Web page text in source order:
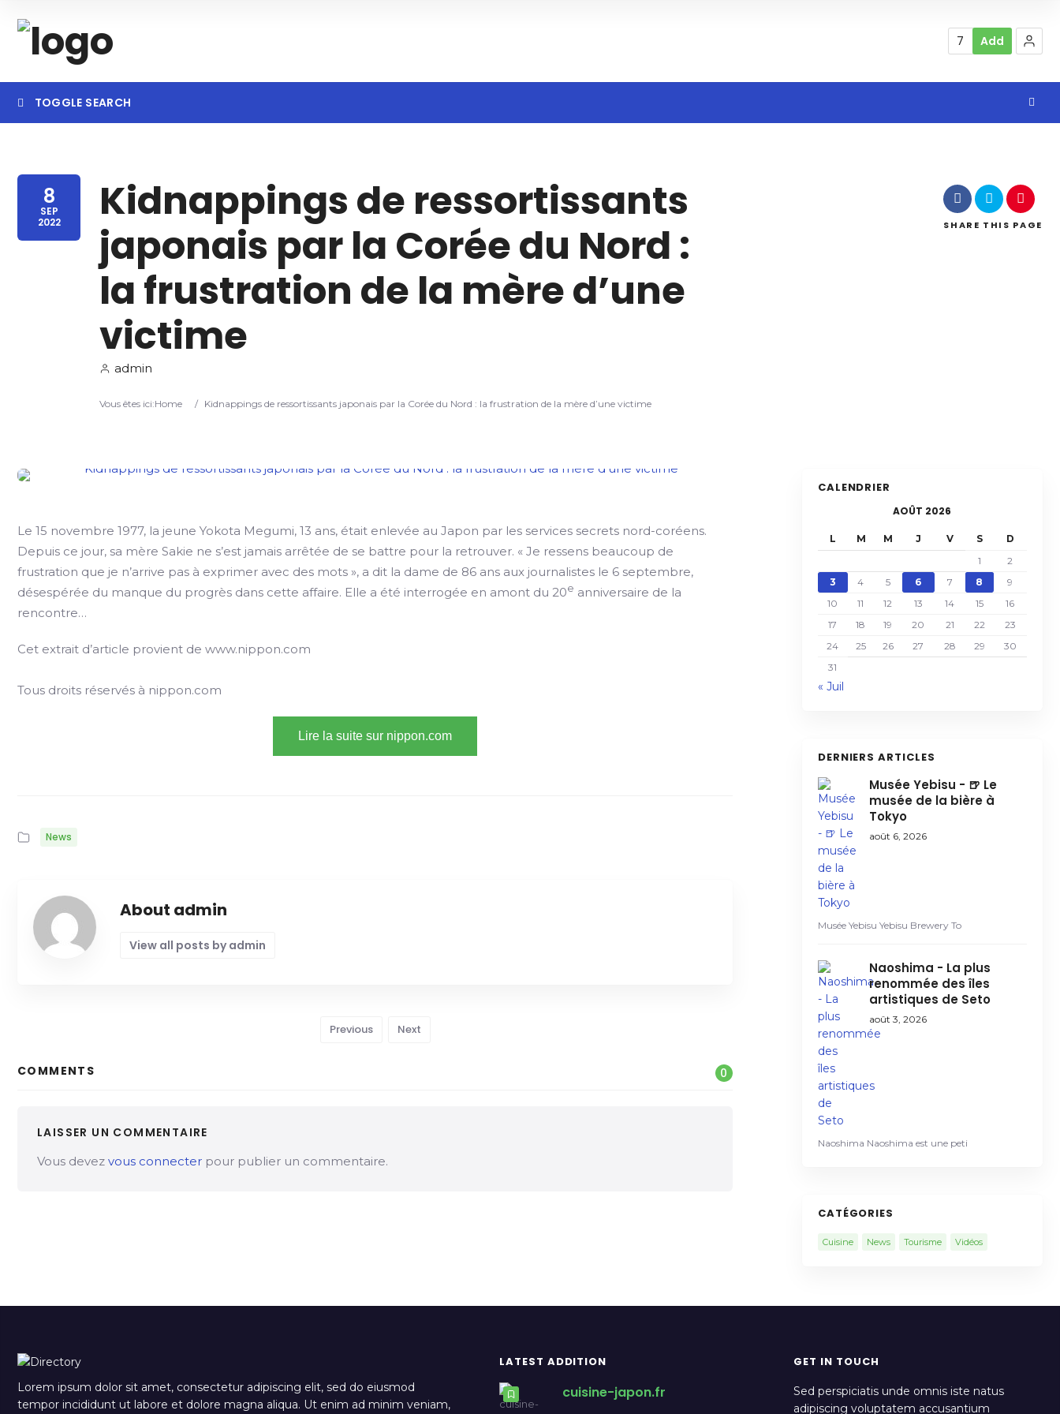
7 Add
TOGGLE SEARCH
8
SEP
2022
Kidnappings de ressortissants
japonais par la Corée du Nord :
la frustration de la mère d’une
victime
admin
Vous êtes ici:Home / Kidnappings de ressortissants japonais par la Corée du Nord : la frustration de la mère d’une victime
SHARE THIS PAGE
Le 15 novembre 1977, la jeune Yokota Megumi, 13 ans, était enlevée au Japon par les services secrets nord-coréens.
Depuis ce jour, sa mère Sakie ne s’est jamais arrêtée de se battre pour la retrouver. « Je ressens beaucoup de
frustration que je n’arrive pas à exprimer avec des mots », a dit la dame de 86 ans aux journalistes le 6 septembre,
désespérée du manque du progrès dans cette affaire. Elle a été interrogée en amont du 20e anniversaire de la
rencontre…
Cet extrait d’article provient de www.nippon.com
Tous droits réservés à nippon.com
Lire la suite sur nippon.com
News
About admin
View all posts by admin
Previous Next
COMMENTS 0
LAISSER UN COMMENTAIRE
Vous devez vous connecter pour publier un commentaire.
CALENDRIER
AOÛT 2026
L M M J V S
D
1
2
3
4 5 6 7 8
9
10
11 12 13 14 15
16
17
18 19 20 21 22
23
24
25 26 27 28 29
30
31
« Juil
DERNIERS ARTICLES
Musée Yebisu - 🍺 Le
musée de la bière à
Tokyo
août 6, 2026
Musée Yebisu Yebisu Brewery To
Naoshima - La plus
renommée des îles
artistiques de Seto
août 3, 2026
Naoshima Naoshima est une peti
CATÉGORIES
Cuisine News Tourisme Vidéos
Lorem ipsum dolor sit amet, consectetur adipiscing elit, sed do eiusmod
tempor incididunt ut labore et dolore magna aliqua. Ut enim ad minim veniam,
LATEST ADDITION
cuisine-japon.fr
GET IN TOUCH
Sed perspiciatis unde omnis iste natus
adipiscing voluptatem accusantium